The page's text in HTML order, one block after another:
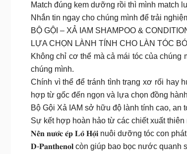
Match đúng kem dưỡng rồi thì mình match
Nhắn tin ngay cho chúng mình để trải
BỘ GỘI – XẢ IAM SHAMPOO &
LỰA CHỌN LÀNH TÍNH CHO LÀN TÓC
Không chỉ cơ thể mà cả mái tóc của
chúng mình.
Chính vì thể để tránh tình trạng xơ rối hay
hợp từ gốc đến ngọn và lựa chọn đồng
Bộ Gội Xả IAM sở hữu độ lành tính cao,
Sự kết hợp hoàn hảo từ các chiết xuất thiên
𝐍𝐞̂̀𝐧 𝐧𝐮̛𝐨̛́𝐜 𝐞́𝐩 𝐋𝐨̂ 𝐇𝐨̣̂𝐢 nuôi dưỡng tóc con
𝐃-𝐏𝐚𝐧𝐭𝐡𝐞𝐧𝐨𝐥 còn giúp bao bọc nước